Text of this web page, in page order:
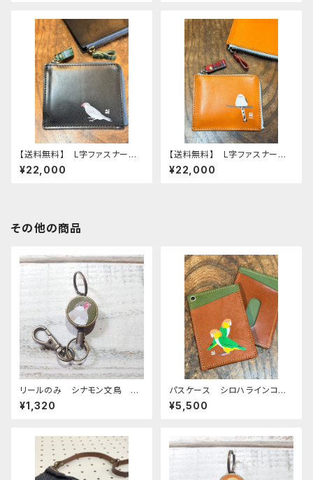
【送料無料】 L字ファスナー財
布 ブラック シルバー文鳥
文鳥 ブンチョウ ぶんちょう
¥22,000
【送料無料】 L字ファスナー財
布 シマエナガ Camel キャ
メル 財布 しまえなが 栃木
¥22,000
その他の商品
リールのみ シナモン文鳥 グ
リーン 文鳥 ぶんちょう ブン
チョウ
¥1,320
パスケース シロハラインコ
2羽 ブラウン グリーン Gre
en 栃木レザー
¥5,500